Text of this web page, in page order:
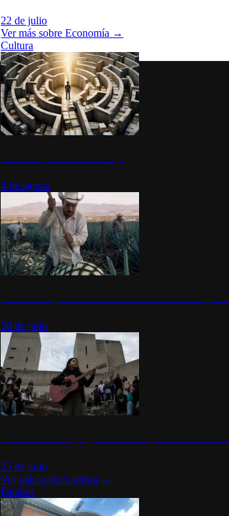
22 de julio
Ver más sobreEconomía →
Cultura
4 de agosto
26 de julio
25 de julio
Ver más sobreCultura →
Estados